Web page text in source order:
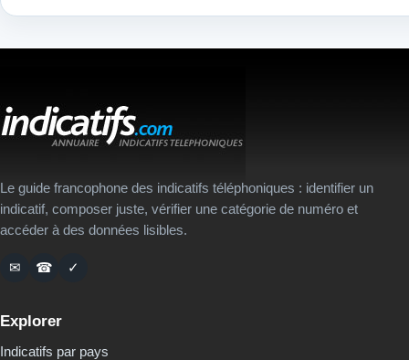
Le guide francophone des indicatifs téléphoniques : identifier un
indicatif, composer juste, vérifier une catégorie de numéro et
accéder à des données lisibles.
✉ ☎ ✓
Explorer
Indicatifs par pays